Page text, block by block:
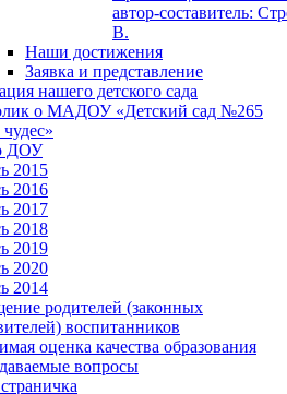
автор-составитель:
В.
Наши достижения
Заявка и представление
нашего детского сада
о МАДОУ «Детский сад №265
ДОУ
2015
2016
2017
2018
2019
2020
2014
родителей (законных
воспитанников
оценка качества образования
вопросы